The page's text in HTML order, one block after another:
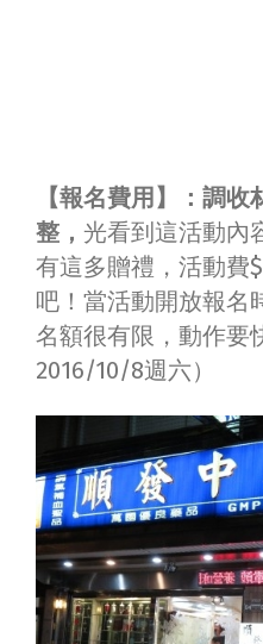
【報名費用】：調
整， 光看到這活動內
有這多贈禮，活動費
吧！當活動開放報名
名額很有限，動作要
2016/10/8週六）